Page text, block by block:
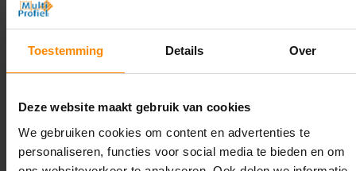
Toestemming Details Over
Deze website maakt gebruik van cookies
We gebruiken cookies om content en advertenties te
personaliseren, functies voor social media te bieden en om
Montage uitbesteden?